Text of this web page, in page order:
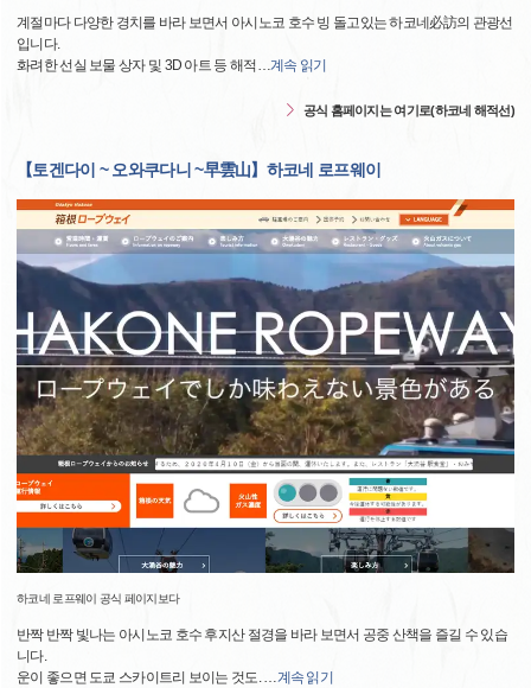
계절마다 다양한 경치를 바라 보면서 아시노코 호수 빙 돌고있는 하코네必訪의 관광선
입니다.
화려한 선실 보물 상자 및 3D 아트 등 해적 …계속 읽기
공식 홈페이지는 여기로(하코네 해적선)
【토겐다이 ~ 오와쿠다니 ~早雲山】하코네 로프웨이
하코네 로프웨이 공식 페이지보다
반짝 반짝 빛나는 아시노코 호수 후지산 절경을 바라 보면서 공중 산책을 즐길 수 있습
니다.
운이 좋으면 도쿄 스카이트리 보이는 것도.…계속 읽기